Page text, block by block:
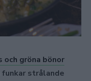
och gröna bönor
strålande